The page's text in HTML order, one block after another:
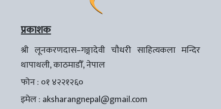
प्रकाशक
श्री लूनकरणदास–गङ्गादेवी चौधरी साहित्यकला मन्दिर
थापाथली, काठमाडौँ, नेपाल
फोन : ०१ ४२२१२६०
इमेल : aksharangnepal@gmail.com